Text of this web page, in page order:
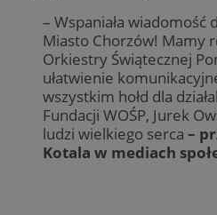
– Wspaniała wiadomość
Miasto Chorzów! Mamy
Orkiestry Świątecznej
ułatwienie
wszystkim hołd dla
Fundacji WOŚP, Jurek
ludzi wielkiego serca –
Kotala w mediach